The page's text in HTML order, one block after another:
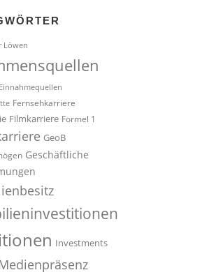
Löwen
Einnahmequellen
Fernsehkarriere
Filmkarriere Formel 1
GeoB
Geschäftliche
Investments